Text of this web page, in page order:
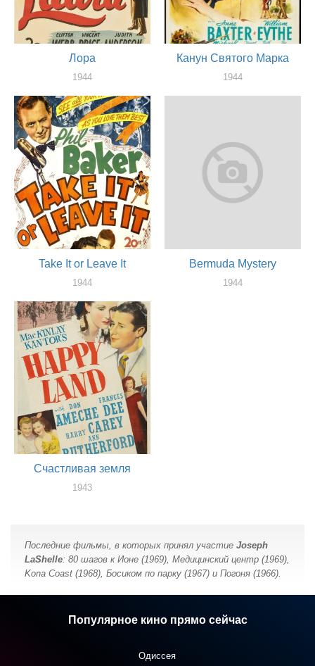
Лора
1944
Канун Святого Марка
1944
Take It or Leave It
1944
Bermuda Mystery
1944
Счастливая земля
1943
Последние фильмы, в которых принял участие Joseph
LaShelle: 80 шагов к Ионе (1969), Медицинский центр (1969),
Kona Coast (1968), Босиком по парку (1967) и Погоня (1966).
Популярное кино прямо сейчас
Одиссея